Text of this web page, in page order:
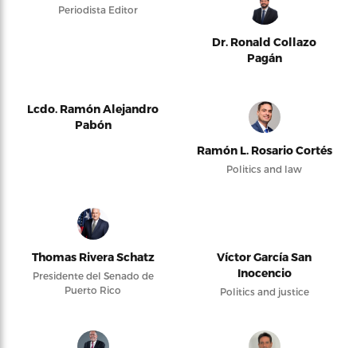
Periodista Editor
Dr. Ronald Collazo
Pagán
Lcdo. Ramón Alejandro
Pabón
Ramón L. Rosario Cortés
Politics and law
Thomas Rivera Schatz
Presidente del Senado de
Puerto Rico
Víctor García San
Inocencio
Politics and justice